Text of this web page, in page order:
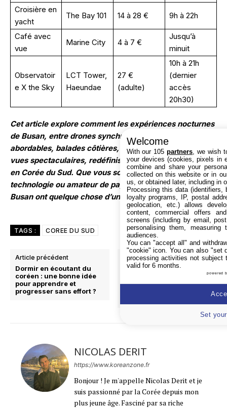
Croisière en
yacht
The Bay 101 14 à 28 € 9h à 22h
Café avec
vue
Marine City 4 à 7 €
Jusqu’à
minuit
Observatoir
e X the Sky
LCT Tower,
Haeundae
27 €
(adulte)
10h à 21h
(dernier
accès
20h30)
Cet article explore comment les expériences nocturnes
de Busan, entre drones synchronisés, croisières
abordables, balades côtières, cafés panoramiques et
vues spectaculaires, redéfinissent la façon de voyager
en Corée du Sud. Que vous soyez romantique, fan de
technologie ou amateur de paysages urbains, les nuits à
Busan ont quelque chose d’unique à vous offrir.
TAGS : COREE DU SUD
Article précédent
Dormir en écoutant du
coréen : une bonne idée
pour apprendre et
progresser sans effort ?
Article suivant
Panmunjeom rouvre au
vraiment la frontière la
NICOLAS DERIT
https://www.koreanzone.fr
Bonjour ! Je m'appelle Nicolas Derit et je
suis passionné par la Corée depuis mon
plus jeune âge. Fasciné par sa riche
Welcome
With our 105partners, we wish
your devices (cookies, pixels in
combine and share your
collected on this website or in
us, or obtained later, including in
Processing this data (identifiers,
loyalty programs, IP, postal
geolocation, etc.) allows
content, commercial offers
screens (including by email,
personalising them, measuring
audiences.
You can "accept all" and
"cookie" icon. You can also "set
processing activities not subject
valid for 6 months.
powered
Set